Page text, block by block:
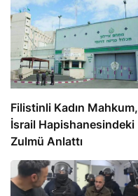
Filistinli Kadın Mahkum,
İsrail Hapishanesindeki
Zulmü Anlattı